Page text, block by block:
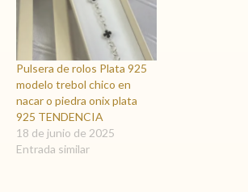
Pulsera de rolos Plata 925
modelo trebol chico en
nacar o piedra onix plata
925 TENDENCIA
18 de junio de 2025
Entrada similar